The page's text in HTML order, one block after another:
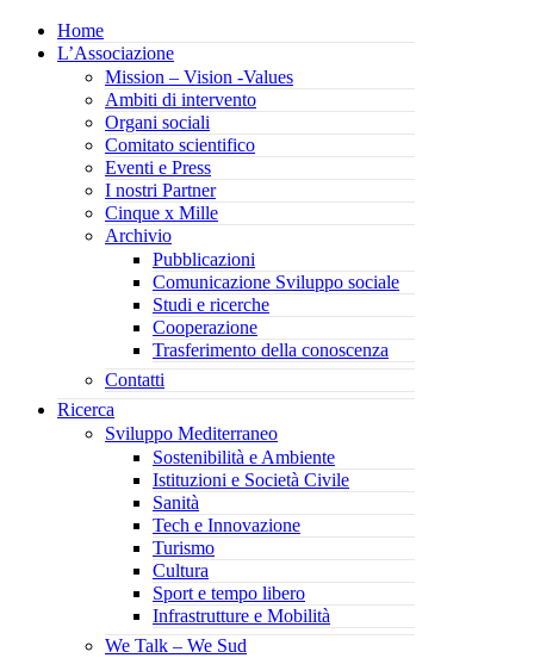
Home
L’Associazione
Mission – Vision -Values
Ambiti di intervento
Organi sociali
Comitato scientifico
Eventi e Press
I nostri Partner
Cinque x Mille
Archivio
Pubblicazioni
Comunicazione Sviluppo sociale
Studi e ricerche
Cooperazione
Trasferimento della conoscenza
Contatti
Ricerca
Sviluppo Mediterraneo
Sostenibilità e Ambiente
Istituzioni e Società Civile
Sanità
Tech e Innovazione
Turismo
Cultura
Sport e tempo libero
Infrastrutture e Mobilità
We Talk – We Sud